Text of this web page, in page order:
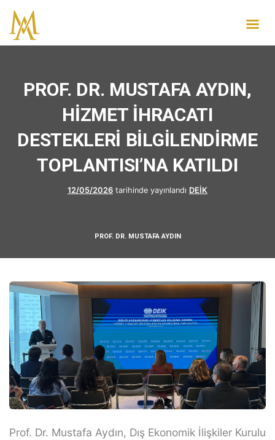
PROF. DR. MUSTAFA AYDIN,
HİZMET İHRACATI
DESTEKLERİ BİLGİLENDİRME
TOPLANTISI’NA KATILDI
12/05/2026 tarihinde yayınlandı DEİK
PROF. DR. MUSTAFA AYDIN
Prof. Dr. Mustafa Aydın, Dış Ekonomik İlişkiler Kurulu